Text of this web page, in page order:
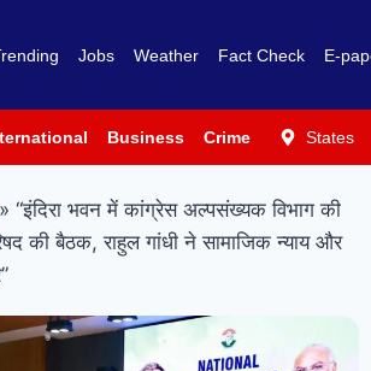
Jobs Weather Fact Check E-
Business Crime PoliticsStates
» “इंदिरा भवन में कांग्रेस अल्पसंख्यक विभाग की
की बैठक, राहुल गांधी ने सामाजिक न्याय और